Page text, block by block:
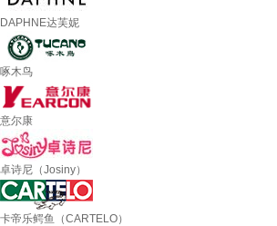
DAPHNE达芙妮
啄木鸟
意尔康
卓诗尼（Josiny）
卡帝乐鳄鱼（CARTELO）